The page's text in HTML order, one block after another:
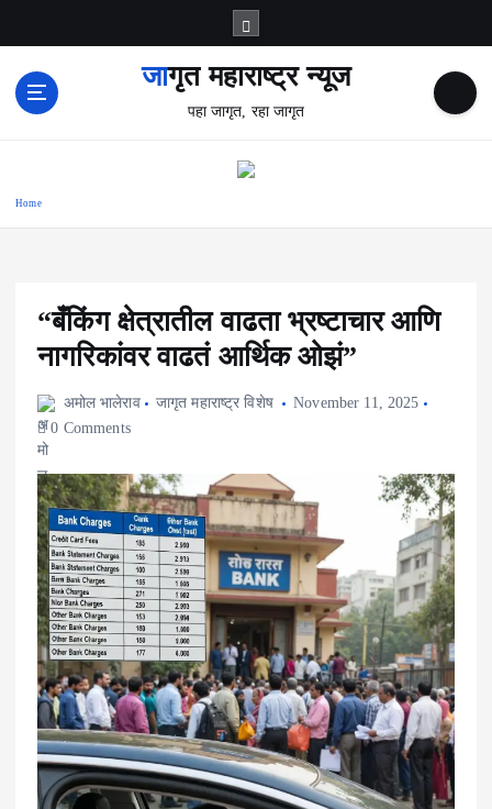
जागृत महाराष्ट्र न्यूज
पहा जागृत, रहा जागृत
Home
“बँकिंग क्षेत्रातील वाढता भ्रष्टाचार आणि
नागरिकांवर वाढतं आर्थिक ओझं”
अमोल भालेराव जागृत महाराष्ट्र विशेष
November 11, 2025
0 Comments